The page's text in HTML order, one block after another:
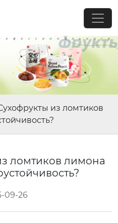
из ломтиков
ломтиков лимона
09-26